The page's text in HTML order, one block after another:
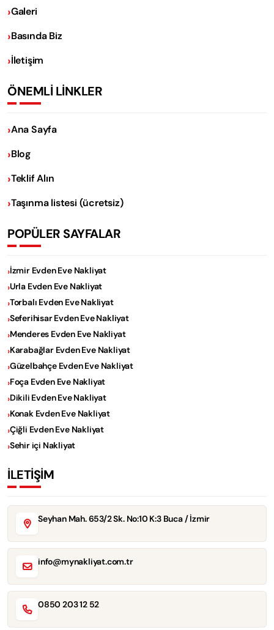
Galeri
Basında Biz
İletişim
ÖNEMLİ LİNKLER
Ana Sayfa
Blog
Teklif Alın
Taşınma listesi (ücretsiz)
POPÜLER SAYFALAR
İzmir Evden Eve Nakliyat
Urla Evden Eve Nakliyat
Torbalı Evden Eve Nakliyat
Seferihisar Evden Eve Nakliyat
Menderes Evden Eve Nakliyat
Karabağlar Evden Eve Nakliyat
Güzelbahçe Evden Eve Nakliyat
Foça Evden Eve Nakliyat
Dikili Evden Eve Nakliyat
Konak Evden Eve Nakliyat
Çiğli Evden Eve Nakliyat
Sehir içi Nakliyat
İLETİŞİM
Seyhan Mah. 653/2 Sk. No:10 K:3 Buca / İzmir
info@mynakliyat.com.tr
0850 203 12 52